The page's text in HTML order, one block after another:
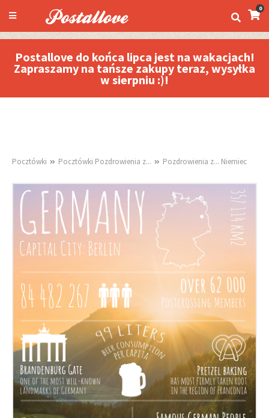
0
Postallove do końca lipca jest na wakacjach!
Zapraszamy na tańsze zakupy teraz, wysyłka
w sierpniu :)!
Pocztówki Pocztówki Pozdrowienia z... Pozdrowienia z... Niemiec